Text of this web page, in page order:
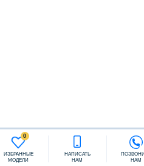
0
ИЗБРАННЫЕ
МОДЕЛИ
НАПИСАТЬ
НАМ
НАМ